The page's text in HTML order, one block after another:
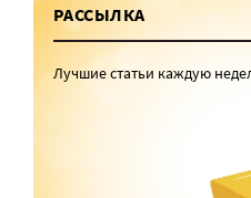
РАССЫЛКА
Лучшие статьи каждую